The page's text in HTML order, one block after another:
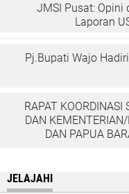
JMSI Pusat: Opini
Laporan
Pj.Bupati Wajo
RAPAT KOORDINASI
DAN
DAN PAPUA
JELAJAHI